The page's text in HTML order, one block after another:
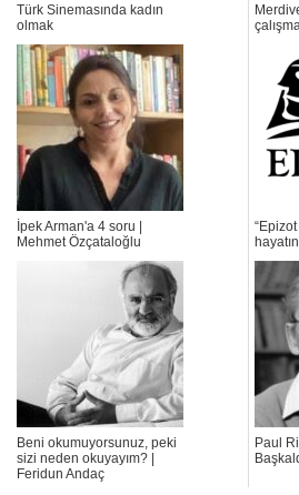
Türk Sinemasında kadın
olmak
İpek Arman'a 4 soru |
Mehmet Özçataloğlu
“Epizot
Beni okumuyorsunuz, peki
sizi neden okuyayım? |
Feridun Andaç
Paul